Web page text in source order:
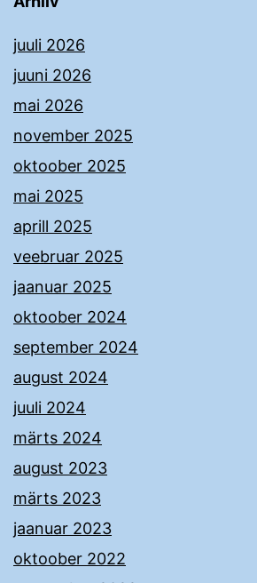
juuli 2026
juuni 2026
mai 2026
november 2025
oktoober 2025
mai 2025
aprill 2025
veebruar 2025
jaanuar 2025
oktoober 2024
september 2024
august 2024
juuli 2024
märts 2024
august 2023
märts 2023
jaanuar 2023
oktoober 2022